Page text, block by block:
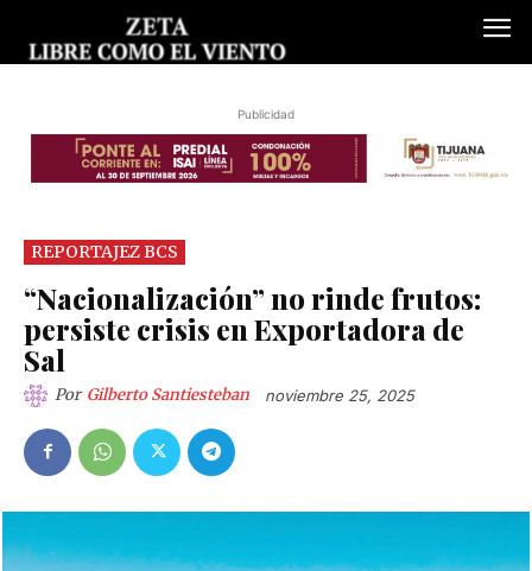
Publicidad
REPORTAJEZ BCS
“Nacionalización” no rinde frutos:
persiste crisis en Exportadora de
Sal
Por Gilberto Santiesteban noviembre 25, 2025